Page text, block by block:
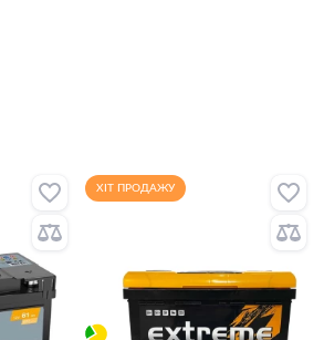
ХІТ ПРОДАЖУ